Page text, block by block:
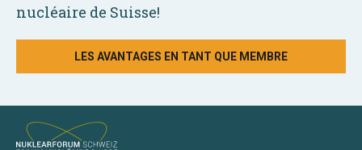
nucléaire de Suisse!
LES AVANTAGES EN TANT QUE MEMBRE